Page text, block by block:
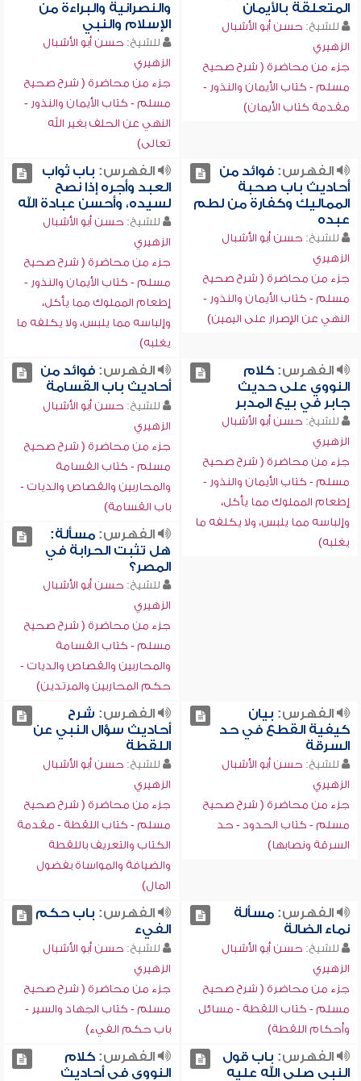
المتعلقة بالأيمان
للشيخ: حسن أبو الأشبال
الزهيري
جزء من محاضرة ( شرح صحيح
مسلم - كتاب الأيمان والنذور -
مقدمة كتاب الأيمان)
والنصرانية والبراءة من
الإسلام والنبي
للشيخ: حسن أبو الأشبال
الزهيري
جزء من محاضرة ( شرح صحيح
مسلم - كتاب الأيمان والنذور -
‏النهي عن الحلف بغير الله
تعالى)
الفهرس:فوائد من
أحاديث باب صحبة
المماليك وكفارة من لطم
عبده
للشيخ: حسن أبو الأشبال
الزهيري
جزء من محاضرة ( شرح صحيح
مسلم - كتاب الأيمان والنذور -
‏النهي عن الإصرار على اليمين)
الفهرس: باب ثواب
العبد وأجره إذا نصح
لسيده، وأحسن عبادة الله
للشيخ: حسن أبو الأشبال
الزهيري
جزء من محاضرة ( شرح صحيح
مسلم - كتاب الأيمان والنذور -
إطعام المملوك مما يأكل،
وإلباسه مما يلبس، ولا يكلفه ما
يغلبه)
الفهرس:كلام
النووي على حديث
جابر في بيع المدبر
للشيخ: حسن أبو الأشبال
الزهيري
جزء من محاضرة ( شرح صحيح
مسلم - كتاب الأيمان والنذور -
إطعام المملوك مما يأكل،
وإلباسه مما يلبس، ولا يكلفه ما
يغلبه)
الفهرس:فوائد من
أحاديث باب القسامة
للشيخ: حسن أبو الأشبال
الزهيري
جزء من محاضرة ( شرح صحيح
مسلم - كتاب ‏القسامة
والمحاربين والقصاص والديات‏ -
باب القسامة)
الفهرس:مسألة:
هل تثبت الحرابة في
المصر؟
للشيخ: حسن أبو الأشبال
الزهيري
جزء من محاضرة ( شرح صحيح
مسلم - كتاب ‏القسامة
والمحاربين والقصاص والديات‏ -
‏حكم المحاربين والمرتدين‏)
الفهرس: بيان
كيفية القطع في حد
السرقة
للشيخ: حسن أبو الأشبال
الزهيري
جزء من محاضرة ( شرح صحيح
مسلم - كتاب الحدود - حد
السرقة ونصابها‏)
الفهرس: شرح
أحاديث سؤال النبي عن
اللقطة
للشيخ: حسن أبو الأشبال
الزهيري
جزء من محاضرة ( شرح صحيح
مسلم - كتاب اللقطة - مقدمة
الكتاب والتعريف باللقطة
والضيافة والمواساة بفضول
المال)
الفهرس:مسألة
نماء الضالة
للشيخ: حسن أبو الأشبال
الزهيري
جزء من محاضرة ( شرح صحيح
مسلم - كتاب اللقطة - مسائل
وأحكام اللقطة)
الفهرس: باب حكم
الفيء
للشيخ: حسن أبو الأشبال
الزهيري
جزء من محاضرة ( شرح صحيح
مسلم - كتاب الجهاد والسير -
باب حكم الفيء)
الفهرس: باب قول
النبي صلى الله عليه
الفهرس:كلام
النووي في أحاديث